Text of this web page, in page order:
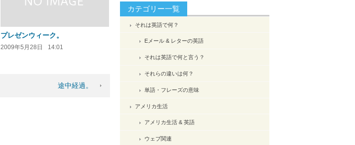
プレゼンウィーク。
2009年5月28日 14:01
途中経過。
カテゴリー一覧
それは英語で何？
Eメール & レターの英語
それは英語で何と言う？
それらの違いは何？
単語・フレーズの意味
アメリカ生活
アメリカ生活 & 英語
ウェブ関連